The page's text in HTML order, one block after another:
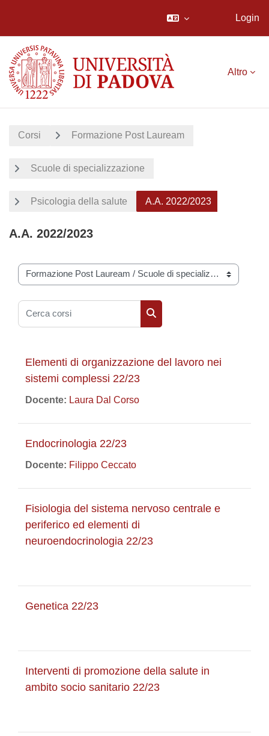
Login
Altro
Corsi Formazione Post Lauream
Scuole di specializzazione
Psicologia della salute A.A. 2022/2023
A.A. 2022/2023
Categorie di corso
Cerca corsi
Cerca corsi
Elementi di organizzazione del lavoro nei
sistemi complessi 22/23
Docente: Laura Dal Corso
Endocrinologia 22/23
Docente: Filippo Ceccato
Fisiologia del sistema nervoso centrale e
periferico ed elementi di
neuroendocrinologia 22/23
Genetica 22/23
Interventi di promozione della salute in
ambito socio sanitario 22/23